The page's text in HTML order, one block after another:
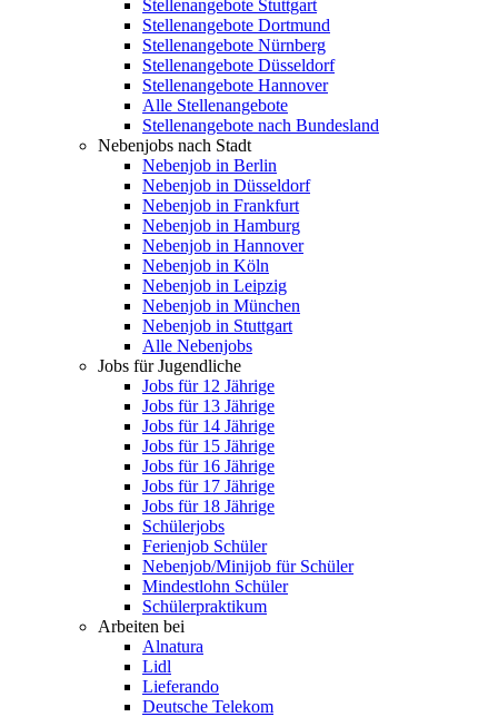
Stellenangebote Stuttgart
Stellenangebote Dortmund
Stellenangebote Nürnberg
Stellenangebote Düsseldorf
Stellenangebote Hannover
Alle Stellenangebote
Stellenangebote nach Bundesland
Nebenjobs nach Stadt
Nebenjob in Berlin
Nebenjob in Düsseldorf
Nebenjob in Frankfurt
Nebenjob in Hamburg
Nebenjob in Hannover
Nebenjob in Köln
Nebenjob in Leipzig
Nebenjob in München
Nebenjob in Stuttgart
Alle Nebenjobs
Jobs für Jugendliche
Jobs für 12 Jährige
Jobs für 13 Jährige
Jobs für 14 Jährige
Jobs für 15 Jährige
Jobs für 16 Jährige
Jobs für 17 Jährige
Jobs für 18 Jährige
Schülerjobs
Ferienjob Schüler
Nebenjob/Minijob für Schüler
Mindestlohn Schüler
Schülerpraktikum
Arbeiten bei
Alnatura
Lidl
Lieferando
Deutsche Telekom